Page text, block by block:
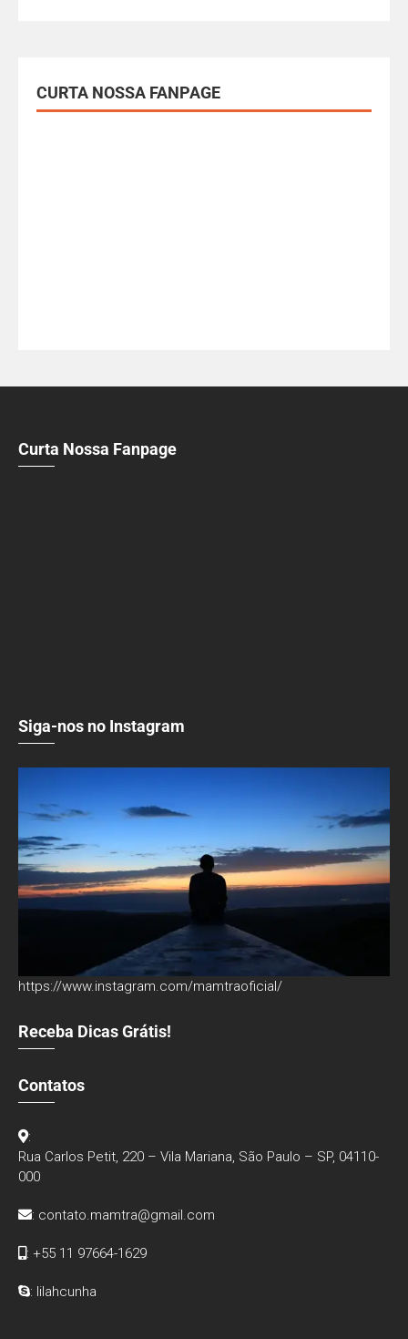
CURTA NOSSA FANPAGE
Curta Nossa Fanpage
Siga-nos no Instagram
https://www.instagram.com/mamtraoficial/
Receba Dicas Grátis!
Contatos
:
Rua Carlos Petit, 220 – Vila Mariana, São Paulo – SP, 04110-
000
: contato.mamtra@gmail.com
: +55 11 97664-1629
: lilahcunha